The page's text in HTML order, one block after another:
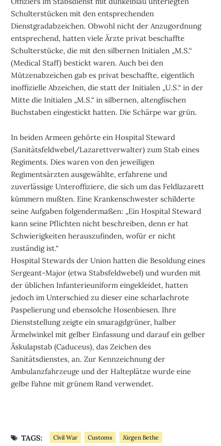
Schulterstücken mit den entsprechenden
Dienstgradabzeichen. Obwohl nicht der Anzugordnung
entsprechend, hatten viele Ärzte privat beschaffte
Schulterstücke, die mit den silbernen Initialen „M.S.“
(Medical Staff) bestickt waren. Auch bei den
Mützenabzeichen gab es privat beschaffte, eigentlich
inoffizielle Abzeichen, die statt der Initialen „U.S.“ in der
Mitte die Initialen „M.S.“ in silbernen, altenglischen
Buchstaben eingestickt hatten. Die Schärpe war grün.
In beiden Armeen gehörte ein Hospital Steward
(Sanitätsfeldwebel/Lazarettverwalter) zum Stab eines
Regiments. Dies waren von den jeweiligen
Regimentsärzten ausgewählte, erfahrene und
zuverlässige Unteroffiziere, die sich um das Feldlazarett
kümmern mußten. Eine Krankenschwester schilderte
seine Aufgaben folgendermaßen: „Ein Hospital Steward
kann seine Pflichten nicht beschreiben, denn er hat
Schwierigkeiten herauszufinden, wofür er nicht
zuständig ist.“
Hospital Stewards der Union hatten die Besoldung eines
Sergeant-Major (etwa Stabsfeldwebel) und wurden mit
der üblichen Infanterieuniform eingekleidet, hatten
jedoch im Unterschied zu dieser eine scharlachrote
Paspelierung und ebensolche Hosenbiesen. Ihre
Dienststellung zeigte ein smaragdgrüner, halber
Ärmelwinkel mit gelber Einfassung und darauf ein gelber
Äskulapstab (Caduceus), das Zeichen des
Sanitätsdienstes, an. Zur Kennzeichnung der
Ambulanzfahrzeuge und der Halteplätze wurde eine
gelbe Fahne mit grünem Rand verwendet.
TAGS: Civil War Customs Jürgen Bethe